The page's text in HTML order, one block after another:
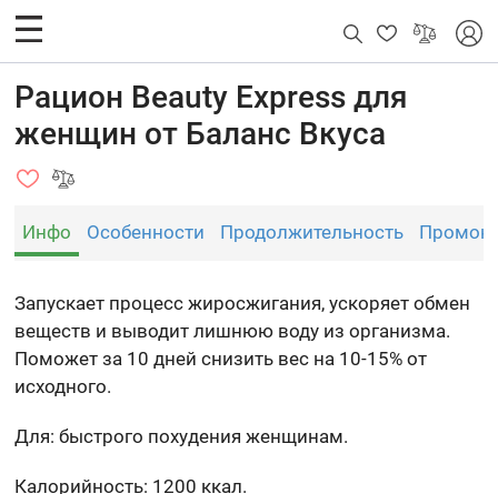
Рацион Beauty Express для
женщин от Баланс Вкуса
Инфо Особенности Продолжительность
Запускает процесс жиросжигания, ускоряет обмен
веществ и выводит лишнюю воду из организма.
Поможет за 10 дней снизить вес на 10-15% от
исходного.
Для: быстрого похудения женщинам.
Калорийность: 1200 ккал.